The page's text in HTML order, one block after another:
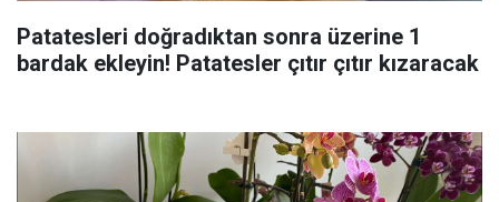
Patatesleri doğradıktan sonra üzerine 1
bardak ekleyin! Patatesler çıtır çıtır kızaracak